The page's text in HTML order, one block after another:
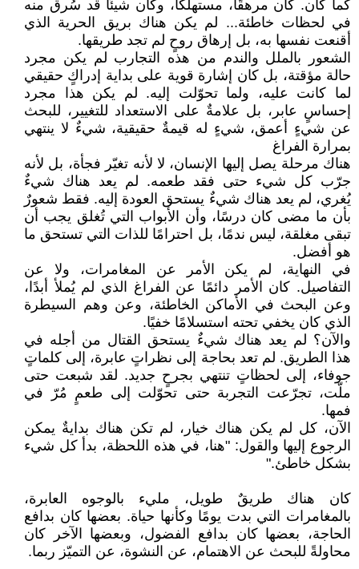
كما كان. كان مرهقًا، مستهلكًا، وكأن شيئًا قد سُرق منه
في لحظات خاطئة... لم يكن هناك بريق الحرية الذي
أقنعت نفسها به، بل إرهاق روحٍ لم تجد طريقها.
الشعور بالملل والندم من هذه التجارب لم يكن مجرد
حالة مؤقتة، بل كان إشارة قوية على بداية إدراكٍ حقيقي
لما كانت عليه، ولما تحوّلت إليه. لم يكن هذا مجرد
إحساسٍ عابر، بل علامةٌ على الاستعداد للتغيير، للبحث
عن شيءٍ أعمق، شيءٍ له قيمةٌ حقيقية، شيءٌ لا ينتهي
بمرارة الفراغ
هناك مرحلة يصل إليها الإنسان، لا لأنه تغيّر فجأة، بل لأنه
جرّب كل شيء حتى فقد طعمه. لم يعد هناك شيءٌ
يُغري، لم يعد هناك شيءٌ يستحق العودة إليه. فقط شعورٌ
بأن ما مضى كان درسًا، وأن الأبواب التي تُغلق يجب أن
تبقى مغلقة، ليس ندمًا، بل احترامًا للذات التي تستحق ما
هو أفضل.
في النهاية، لم يكن الأمر عن المغامرات، ولا عن
التفاصيل. كان الأمر دائمًا عن الفراغ الذي لم يُملأ أبدًا،
وعن البحث في الأماكن الخاطئة، وعن وهم السيطرة
الذي كان يخفي تحته استسلامًا خفيًا.
والآن؟ لم يعد هناك شيءٌ يستحق القتال من أجله في
هذا الطريق. لم تعد بحاجة إلى نظراتٍ عابرة، إلى كلماتٍ
جوفاء، إلى لحظاتٍ تنتهي بجرحٍ جديد. لقد شبعت حتى
ملّت، تجرّعت التجربة حتى تحوّلت إلى طعمٍ مُرّ في
فمها.
الآن، كل لم يكن هناك خيار، لم تكن هناك بدايةٌ يمكن
الرجوع إليها والقول: "هنا، في هذه اللحظة، بدأ كل شيء
بشكل خاطئ."
كان هناك طريقٌ طويل، مليء بالوجوه العابرة،
بالمغامرات التي بدت يومًا وكأنها حياة. بعضها كان بدافع
الحاجة، بعضها كان بدافع الفضول، وبعضها الآخر كان
محاولةً للبحث عن الاهتمام، عن النشوة، عن التميّز ربما.